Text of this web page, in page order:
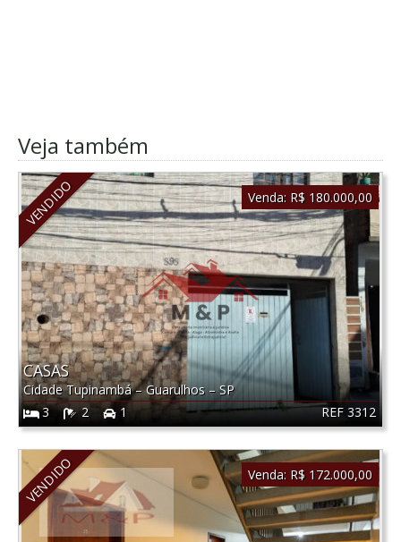
Veja também
VENDIDO
REF 3312
CASAS
Cidade Tupinambá–Guarulhos–SP
3
2 1
Venda: R$ 180.000,00
VENDIDO Venda: R$ 172.000,00